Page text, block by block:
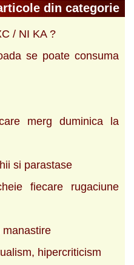
din categorie
/ NI KA ?
se poate consuma
merg duminica la
si parastase
fiecare rugaciune
manastire
hipercriticism